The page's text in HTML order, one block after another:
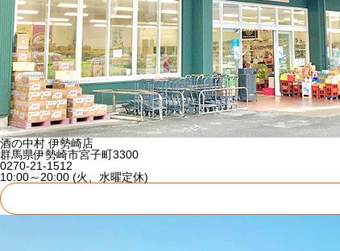
酒の中村 伊勢崎店
群馬県伊勢崎市宮子町3300
0270-21-1512
10:00～20:00 (火、水曜定休)